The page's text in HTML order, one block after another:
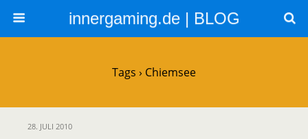
innergaming.de | BLOG
Tags › Chiemsee
28. JULI 2010